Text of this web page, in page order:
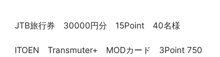
JTB旅行券 30000円分 15Point 40名様
ITOEN Transmuter+ MODカード 3Point 750